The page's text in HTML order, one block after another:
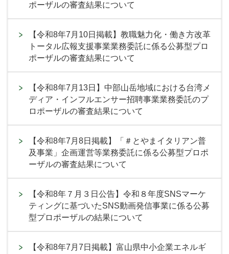
ポーザルの審査結果について
【令和8年7月10日掲載】教職魅力化・働き方改革
トータル広報支援事業業務委託に係る公募型プロ
ポーザルの審査結果について
【令和8年7月13日】中部山岳地域における台湾メ
ディア・インフルエンサー招聘事業業務委託のプ
ロポーザルの審査結果について
【令和8年7月8日掲載】「＃とやまイタリアン普
及事業」企画運営等業務委託に係る公募型プロポ
ーザルの審査結果について
【令和8年７月３日公告】令和８年度SNSマーケ
ティングに基づいたSNS動画発信事業に係る公募
型プロポーザルの結果について
【令和8年7月7日掲載】富山県中小企業エネルギ